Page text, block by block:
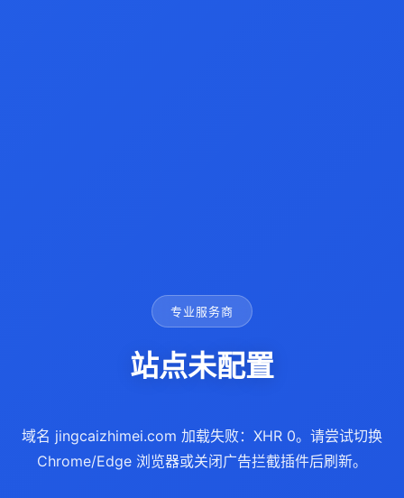
专业服务商
站点未配置
域名 jingcaizhimei.com 加载失败：XHR 0。请尝试切换
Chrome/Edge 浏览器或关闭广告拦截插件后刷新。